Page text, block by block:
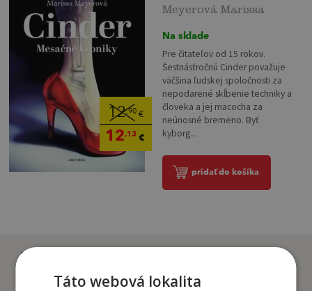
12,90 €
12,13 €
Meyerová Marissa
Na sklade
Pre čitateľov od 15 rokov.
Šestnásťročnú Cinder považuje
väčšina ľudskej spoločnosti za
nepodarené skĺbenie techniky a
človeka a jej macocha za
neúnosné bremeno. Byť
kyborg...
pridať do košíka
Zákazníci, ktorí si kúpili
tento titul si tiež kúpili
Táto webová lokalita